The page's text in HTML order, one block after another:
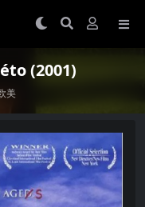
(2001)
美